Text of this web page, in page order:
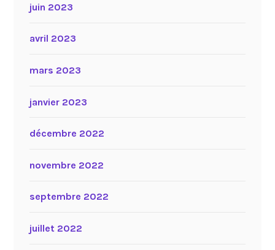
juin 2023
avril 2023
mars 2023
janvier 2023
décembre 2022
novembre 2022
septembre 2022
juillet 2022